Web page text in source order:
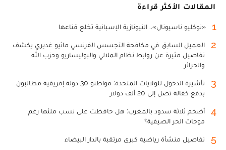
المقالات الأكثر قراءة
1 «نوكليو ناسيونال».. النيونازية الإسبانية تخلع قناعها
2
العميل السابق في مكافحة التجسس الفرنسي ماثيو غديري يكشف
تفاصيل مثيرة عن روابط نظام الملالي والبوليساريو وحزب الله
والجزائر
3
تأشيرة الدخول للولايات المتحدة: مواطنو 30 دولة إفريقية مطالبون
بدفع كفالة تصل إلى 20 ألف دولار
4
أضخم ثلاثة سدود بالمغرب: هل حافظت على نسب ملئها رغم
موجات الحر الصيفية؟
5 تفاصيل منشأة رياضية كبرى مرتقبة بالدار البيضاء